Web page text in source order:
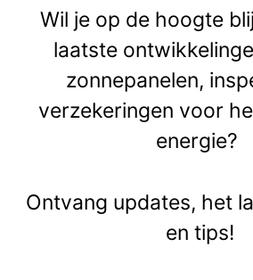
Wil je op de hoogte
laatste
zonnepanelen,
verzekeringen voor
energie?
Ontvang updates, het
en tips!